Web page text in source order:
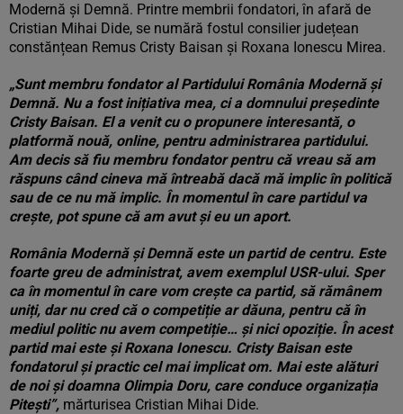
Modernă și Demnă. Printre membrii fondatori, în afară de
Cristian Mihai Dide, se numără fostul consilier județean
constănțean Remus Cristy Baisan și Roxana Ionescu Mirea.
„Sunt membru fondator al Partidului România Modernă și
Demnă. Nu a fost inițiativa mea, ci a domnului președinte
Cristy Baisan. El a venit cu o propunere interesantă, o
platformă nouă, online, pentru administrarea partidului.
Am decis să fiu membru fondator pentru că vreau să am
răspuns când cineva mă întreabă dacă mă implic în politică
sau de ce nu mă implic. În momentul în care partidul va
crește, pot spune că am avut și eu un aport.
România Modernă și Demnă este un partid de centru. Este
foarte greu de administrat, avem exemplul USR-ului. Sper
ca în momentul în care vom crește ca partid, să rămânem
uniți, dar nu cred că o competiție ar dăuna, pentru că în
mediul politic nu avem competiție… și nici opoziție. În acest
partid mai este și Roxana Ionescu. Cristy Baisan este
fondatorul și practic cel mai implicat om. Mai este alături
de noi și doamna Olimpia Doru, care conduce organizația
Pitești”, mărturisea Cristian Mihai Dide.